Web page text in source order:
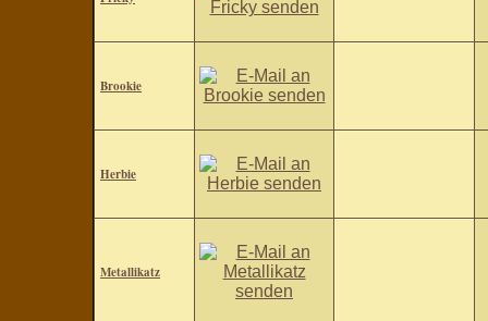
Brookie
Herbie
Metallikatz